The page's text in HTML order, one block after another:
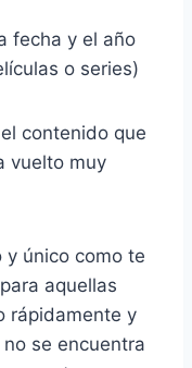
fecha y el año
o series)
contenido que
vuelto muy
y único como te
aquellas
rápidamente y
se encuentra